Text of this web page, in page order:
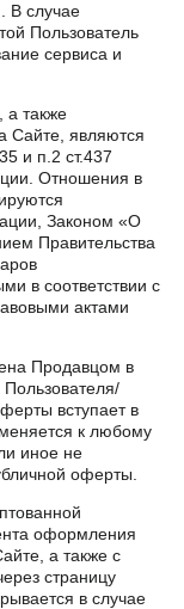
В случае
Пользователь
сервиса и
а также
Сайте, являются
и п.2 ст.437
Отношения в
Законом «О
Правительства
в соответствии с
актами
Продавцом в
вступает в
к любому
иное не
оферты.
оформления
а также с
страницу
в случае